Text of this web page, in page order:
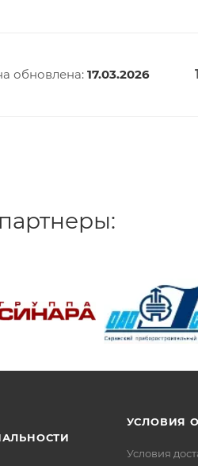
обновлена: 17.03.2026
УСЛОВИЯ
Условия